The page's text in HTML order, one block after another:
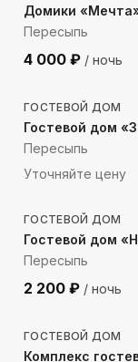
Домики
Пересыпь
4 000 ₽ / ночь
95 м до моря
ГОСТЕВОЙ ДОМ
Гостевой дом
Пересыпь
Уточняйте цену
264м до моря
ГОСТЕВОЙ ДОМ
Гостевой дом
Пересыпь
2 200 ₽ / ночь
84 м до моря
ГОСТЕВОЙ ДОМ
Комплекс